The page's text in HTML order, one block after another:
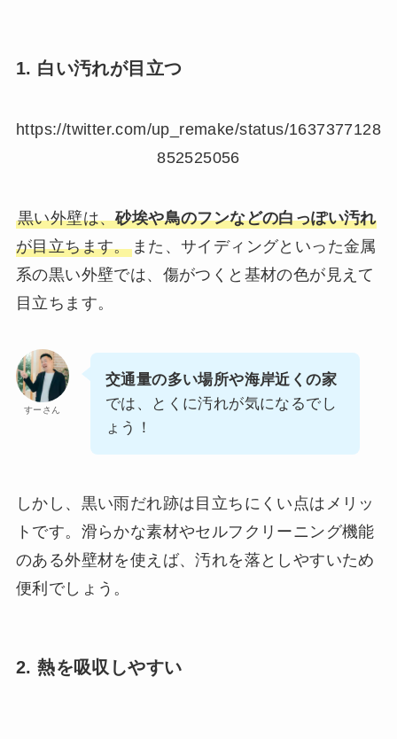
1. 白い汚れが目立つ
https://twitter.com/up_remake/status/1637377128
852525056
黒い外壁は、砂埃や鳥のフンなどの白っぽい汚れ
が目立ちます。また、サイディングといった金属
系の黒い外壁では、傷がつくと基材の色が見えて
目立ちます。
すーさん
交通量の多い場所や海岸近くの家
では、とくに汚れが気になるでし
ょう！
しかし、黒い雨だれ跡は目立ちにくい点はメリッ
トです。滑らかな素材やセルフクリーニング機能
のある外壁材を使えば、汚れを落としやすいため
便利でしょう。
2. 熱を吸収しやすい